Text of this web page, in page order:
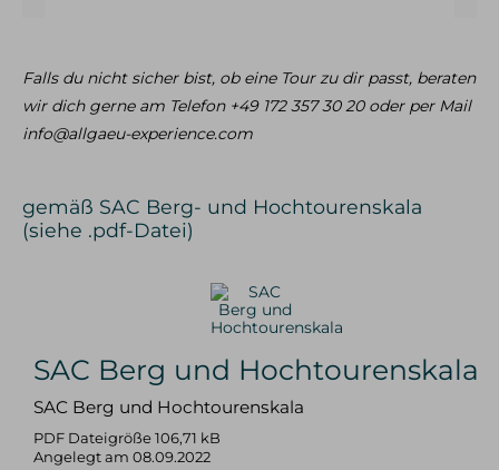
Falls du nicht sicher bist, ob eine Tour zu dir passt, beraten
wir dich gerne am Telefon +49 172 357 30 20 oder per Mail
info@allgaeu-experience.com
gemäß SAC Berg- und Hochtourenskala
(siehe .pdf-Datei)
SAC Berg und Hochtourenskala
SAC Berg und Hochtourenskala
PDF Dateigröße 106,71 kB
Angelegt am 08.09.2022